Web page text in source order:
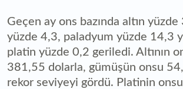
Geçen ay ons bazında altın
yüzde 4,3, paladyum yüzde 14,3
platin yüzde 0,2 geriledi. Altının
381,55 dolarla, gümüşün onsu
rekor seviyeyi gördü. Platinin